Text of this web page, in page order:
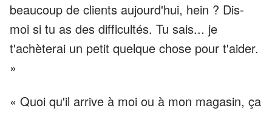
beaucoup de clients aujourd'hui, hein ? Dis-
moi si tu as des difficultés. Tu sais... je
t'achèterai un petit quelque chose pour t'aider.
»
« Quoi qu'il arrive à moi ou à mon magasin, ça